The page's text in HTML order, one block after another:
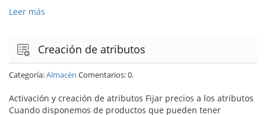
Leer más
Creación de atributos
Categoría:Almacén Comentarios: 0.
Activación y creación de atributos Fijar precios a los atributos
Cuando disponemos de productos que pueden tener